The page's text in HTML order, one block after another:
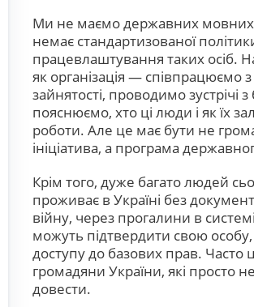
Ми не маємо державних мовних
немає стандартизованої
працевлаштування таких осіб.
як організація — співпрацюємо
зайнятості, проводимо зустрічі з
пояснюємо, хто ці люди і як їх
роботи. Але це має бути не
ініціатива, а програма
Крім того, дуже багато людей
проживає в Україні без
війну, через прогалини в
можуть підтвердити свою
доступу до базових прав. Часто
громадяни України, які просто
довести.